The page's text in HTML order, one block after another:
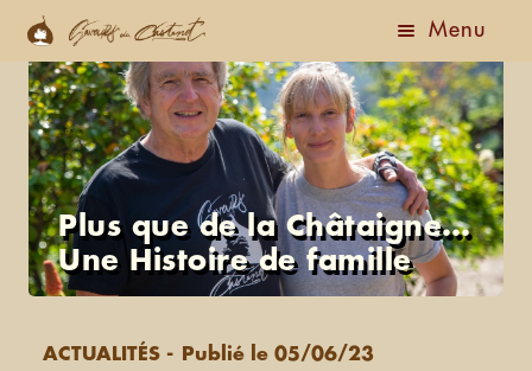
Menu
Accueil
Boutique
Actualités
A Propos
Ouvrir
le
Plus que de la Châtaigne…
Une Histoire de famille
ACTUALITÉS Publié le 05/06/23